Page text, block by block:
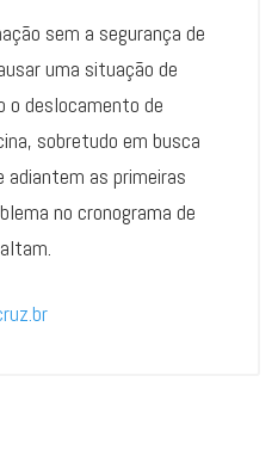
sem a segurança de
uma situação de
deslocamento de
sobretudo em busca
adiantem as primeiras
no cronograma de